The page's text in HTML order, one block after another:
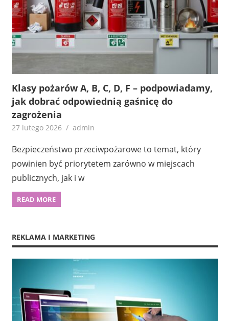
Klasy pożarów A, B, C, D, F – podpowiadamy,
jak dobrać odpowiednią gaśnicę do
zagrożenia
27 lutego 2026 admin
Bezpieczeństwo przeciwpożarowe to temat, który
powinien być priorytetem zarówno w miejscach
publicznych, jak i w
READ MORE
REKLAMA I MARKETING